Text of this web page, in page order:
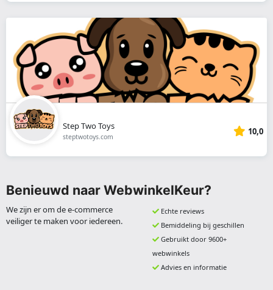
Step Two Toys
steptwotoys.com 10,0
Benieuwd naar WebwinkelKeur?
We zijn er om de e-commerce
veiliger te maken voor iedereen.
Echte reviews
Bemiddeling bij geschillen
Gebruikt door 9600+
webwinkels
Advies en informatie